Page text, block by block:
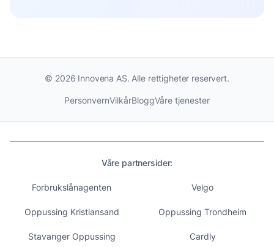
© 2026 Innovena AS. Alle rettigheter reservert.
PersonvernVilkårBloggVåre tjenester
Våre partnersider:
Forbrukslånagenten Velgo
Oppussing Kristiansand Oppussing Trondheim
Stavanger Oppussing Cardly